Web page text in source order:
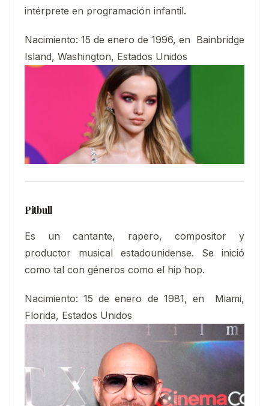
intérprete en programación infantil.
Nacimiento: 15 de enero de 1996, en Bainbridge
Island, Washington, Estados Unidos
Pitbull
Es un cantante, rapero, compositor y
productor musical estadounidense. Se inició
como tal con géneros como el hip hop.
Nacimiento:15 de enero de 1981, en Miami,
Florida, Estados Unidos